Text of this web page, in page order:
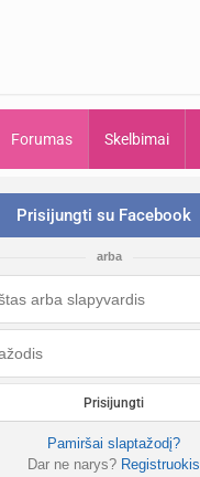
Forumas Skelbimai
Prisijungti su Facebook
arba
Prisijungti
Pamiršai slaptažodį?
Dar ne narys? Registruokis